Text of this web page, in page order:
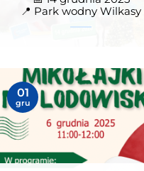
📍 Park wodny Wilkasy
Mikołajki na Lodowisku w
Giżycku – konkursy,
sportowa energia!
6 grudnia 2025
Lodowisko Giżycko
01
gru